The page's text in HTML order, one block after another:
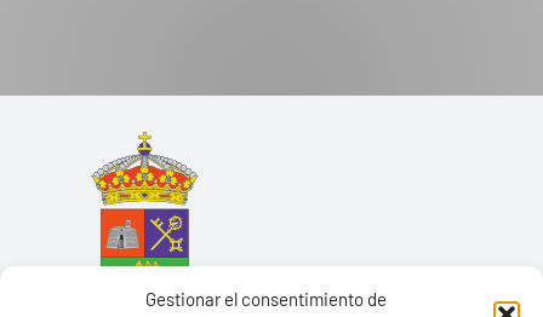
Gestionar el consentimiento de